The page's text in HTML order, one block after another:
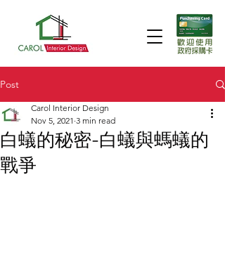
Post
白蟻的秘密-白蟻與螞蟻的
戰爭
Carol Interior Design
Nov 5, 2021 3 min read